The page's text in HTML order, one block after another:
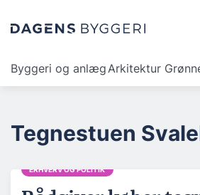
Byggeri og anlægArkitektur
Tegnestuen
ERHVERV OG POLITIK